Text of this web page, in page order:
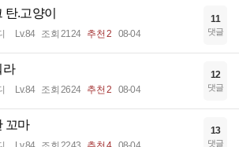
탄.고양이
Lv.84 조회 2124 추천 2 08-04
11
댓글
라
Lv.84 조회 2624 추천 2 08-04
12
댓글
꼬마 13
댓글